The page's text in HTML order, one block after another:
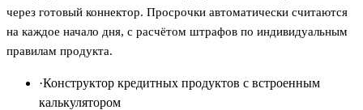
через готовый коннектор. Просрочки автоматически считаются
на каждое начало дня, с расчётом штрафов по индивидуальным
правилам продукта.
·Конструктор кредитных продуктов с встроенным
калькулятором